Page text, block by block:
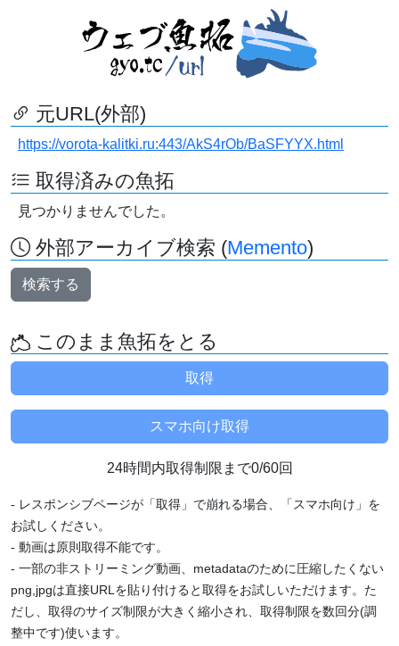
元URL(外部)
https://vorota-kalitki.ru:443/AkS4rOb/BaSFYYX.html
取得済みの魚拓
見つかりませんでした。
外部アーカイブ検索 (Memento)
検索する
このまま魚拓をとる
24時間内取得制限まで0/60回
- レスポンシブページが「取得」で崩れる場合、「スマホ向け」を
お試しください。
- 動画は原則取得不能です。
- 一部の非ストリーミング動画、metadataのために圧縮したくない
png,jpgは直接URLを貼り付けると取得をお試しいただけます。た
だし、取得のサイズ制限が大きく縮小され、取得制限を数回分(調
整中です)使います。